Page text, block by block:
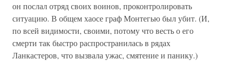
он послал отряд своих воинов, проконтролировать
ситуацию. В общем хаосе граф Монтегью был убит. (И,
по всей видимости, своими, потому что весть о его
смерти так быстро распространилась в рядах
Ланкастеров, что вызвала ужас, смятение и панику.)